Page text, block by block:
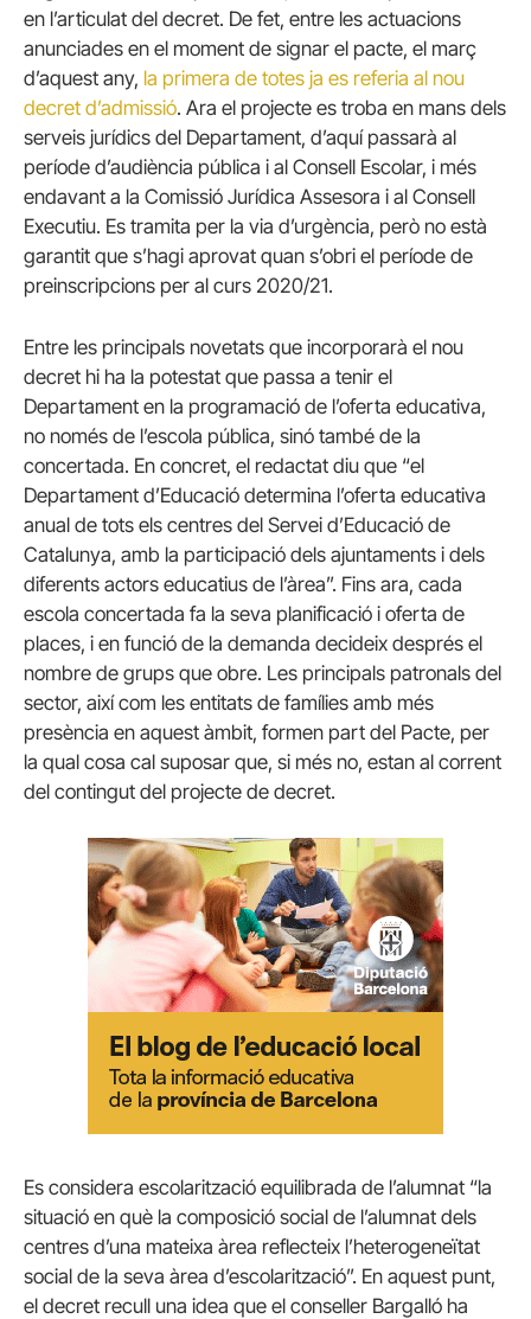
en l’articulat del decret. De fet, entre les actuacions
anunciades en el moment de signar el pacte, el març
d’aquest any, la primera de totes ja es referia al nou
decret d’admissió. Ara el projecte es troba en mans dels
serveis jurídics del Departament, d’aquí passarà al
període d’audiència pública i al Consell Escolar, i més
endavant a la Comissió Jurídica Assesora i al Consell
Executiu. Es tramita per la via d’urgència, però no està
garantit que s’hagi aprovat quan s’obri el període de
preinscripcions per al curs 2020/21.
Entre les principals novetats que incorporarà el nou
decret hi ha la potestat que passa a tenir el
Departament en la programació de l’oferta educativa,
no només de l’escola pública, sinó també de la
concertada. En concret, el redactat diu que “el
Departament d’Educació determina l’oferta educativa
anual de tots els centres del Servei d’Educació de
Catalunya, amb la participació dels ajuntaments i dels
diferents actors educatius de l’àrea”. Fins ara, cada
escola concertada fa la seva planificació i oferta de
places, i en funció de la demanda decideix després el
nombre de grups que obre. Les principals patronals del
sector, així com les entitats de famílies amb més
presència en aquest àmbit, formen part del Pacte, per
la qual cosa cal suposar que, si més no, estan al corrent
del contingut del projecte de decret.
Es considera escolarització equilibrada de l’alumnat “la
situació en què la composició social de l’alumnat dels
centres d’una mateixa àrea reflecteix l’heterogeneïtat
social de la seva àrea d’escolarització”. En aquest punt,
el decret recull una idea que el conseller Bargalló ha